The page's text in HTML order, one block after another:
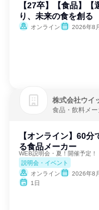
【27卒】【食品】
り、未来の食を創る
オンライン 2026年8
株式会社ウイ
食品・飲料メー
【オンライン】60
る食品メーカー
WEB説明会・夏！開催予定！
説明会・イベント
オンライン
2026年8月
1日